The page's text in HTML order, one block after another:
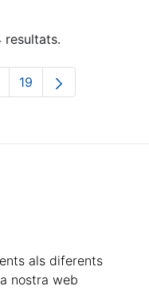
resultats.
intermèdies
Pàgina
19
als diferents
nostra web